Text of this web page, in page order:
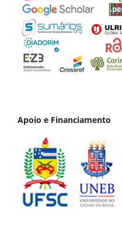
Apoio e Financiamento